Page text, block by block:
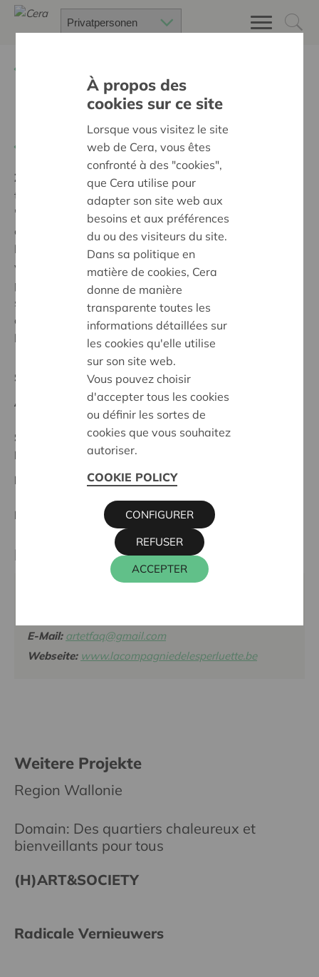
Docteur Puppets
Ziel:
Des quartiers chaleureux et bienveillants pour
tous
'La coopérative Cera a permis d'aider à la réalisation
et création du spectacle, ainsi qu'à la mise en place de
la valise pédagogique. Grâce à ce soutien, les écoles
vont pouvoir obtenir des outils complémentaires pour
pouvoir parler, au mieux, de l'inclusion et de la
sensibilisation au handicap. Cera a permis au projet
d'aboutir et de contribuer à la démystification du
handicap.'
Supraregionales Projekt
Anfangsdatum:25/09/2024
Stand :
Complete
Réunion des bureaux
Datum:
25/09/2024
Entscheidung: Approved
Partner
E-Mail: artetfaq@gmail.com
Webseite: www.lacompagniedelesperluette.be
Weitere Projekte
Region Wallonie
Domain: Des quartiers chaleureux et
bienveillants pour tous
(H)ART&SOCIETY
Radicale Vernieuwers
À propos des
cookies sur ce site
Lorsque vous visitez le site
web de Cera, vous êtes
confronté à des "cookies",
que Cera utilise pour
adapter son site web aux
besoins et aux préférences
du ou des visiteurs du site.
Dans sa politique en
matière de cookies, Cera
donne de manière
transparente toutes les
informations détaillées sur
les cookies qu'elle utilise
sur son site web.
Vous pouvez choisir
d'accepter tous les cookies
ou définir les sortes de
cookies que vous souhaitez
autoriser.
COOKIE POLICY
ACCEPTER
REFUSER
CONFIGURER